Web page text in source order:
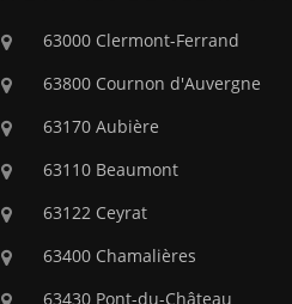
63000 Clermont-Ferrand
63800 Cournon d'Auvergne
63170 Aubière
63110 Beaumont
63122 Ceyrat
63400 Chamalières
63430 Pont-du-Château